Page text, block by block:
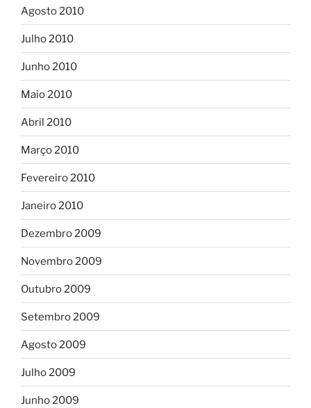
Agosto 2010
Julho 2010
Junho 2010
Maio 2010
Abril 2010
Março 2010
Fevereiro 2010
Janeiro 2010
Dezembro 2009
Novembro 2009
Outubro 2009
Setembro 2009
Agosto 2009
Julho 2009
Junho 2009